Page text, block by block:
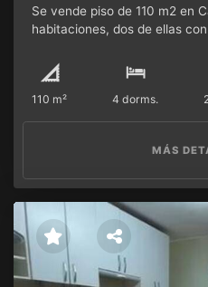
Se vende piso de 110 m2 en
habitaciones, dos de ellas
terrazas cerradas. Es una
también cuenta con plaza de
110 m² 4 dorms.
MÁS